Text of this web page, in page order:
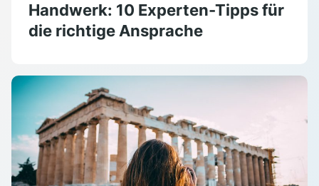
Handwerk: 10 Experten-Tipps für
die richtige Ansprache